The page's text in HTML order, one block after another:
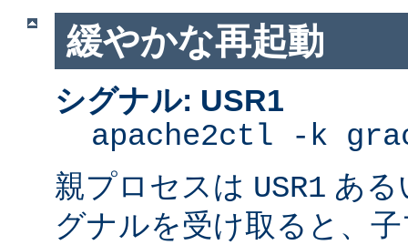
緩やかな再起動
シグナル: USR1
apache2ctl -k
親プロセスは USR1 あ
グナルを受け取ると、